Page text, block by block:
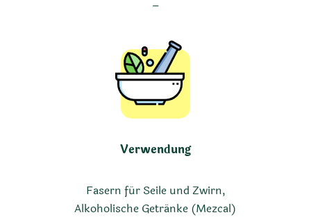
–
Verwendung
Fasern für Seile und Zwirn,
Alkoholische Getränke (Mezcal)